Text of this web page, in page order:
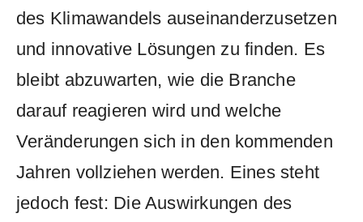
des Klimawandels auseinanderzusetzen
und innovative Lösungen zu finden. Es
bleibt⁢ abzuwarten,⁣ wie die Branche
darauf reagieren⁣ wird ⁢und ‌welche
Veränderungen ⁢sich in‌ den kommenden
Jahren vollziehen werden. Eines steht
jedoch ⁣fest: Die ​Auswirkungen des